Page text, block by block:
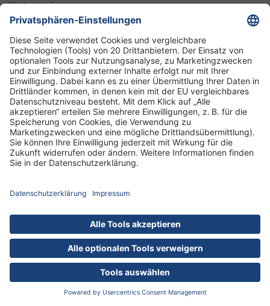
Unternehmen
Informationen
Standorte
DRK-Schwesternschaft Berlin
Impressum
Hausordnung
nach oben